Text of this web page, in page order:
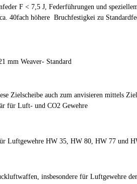
F < 7,5 J, Federführungen und
40fach höhere Bruchfestigkei zu
mm Weaver- Standard
Zielscheibe auch zum anvisieren mittels
für Luft- und CO2 Gewehre
Luftgewehre HW 35, HW 80, HW 77 und
insbesondere für Luftgewehre